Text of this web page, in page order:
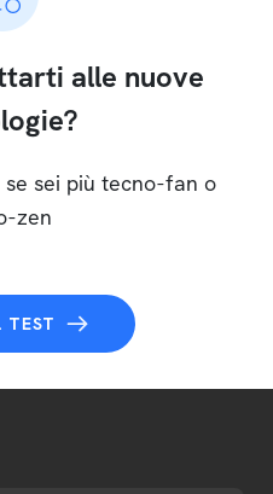
alle nuove
sei più tecno-fan o
zen
TEST